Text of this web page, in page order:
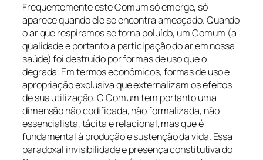
Frequentemente este Comum só emerge, só
aparece quando ele se encontra ameaçado. Quando
o ar que respiramos se torna poluído, um Comum (a
qualidade e portanto a participação do ar em nossa
saúde) foi destruído por formas de uso que o
degrada. Em termos econômicos, formas de uso e
apropriação exclusiva que externalizam os efeitos
de sua utilização. O Comum tem portanto uma
dimensão não codificada, não formalizada, não
essencialista, tácita e relacional, mas que é
fundamental à produção e sustenção da vida. Essa
paradoxal invisibilidade e presença constitutiva do